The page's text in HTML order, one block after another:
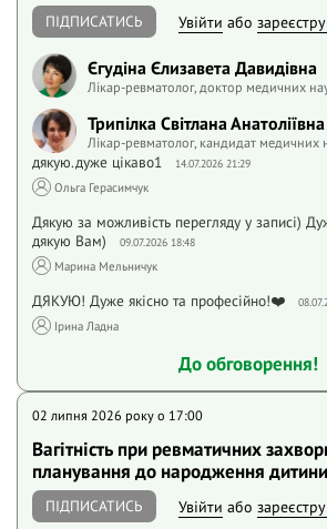
ПІДПИСАТИСЬ Увійти або
Єгудіна Єлизавета Давидівна
Лікар-ревматолог, доктор медичних
Трипілка Світлана Анатоліївна
Лікар-ревматолог, кандидат медичних
дякую.дуже цікаво1 14.07.2026 21:29
Ольга Герасимчук
Дякую за можливість перегляду у записі)
дякую Вам)
09.07.2026 18:48
Марина Мельничук
ДЯКУЮ! Дуже якісно та професійно!❤️
Iрина Ладна
До обговорення!
02 липня 2026 року o 17:00
Вагітність при ревматичних
планування до народження дитини
ПІДПИСАТИСЬ Увійти або